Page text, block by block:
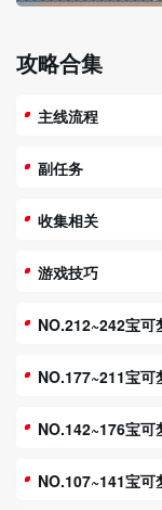
攻略合集
主线流程
副任务
收集相关
游戏技巧
NO.212~242宝可
NO.177~211宝可
NO.142~176宝可
NO.107~141宝可